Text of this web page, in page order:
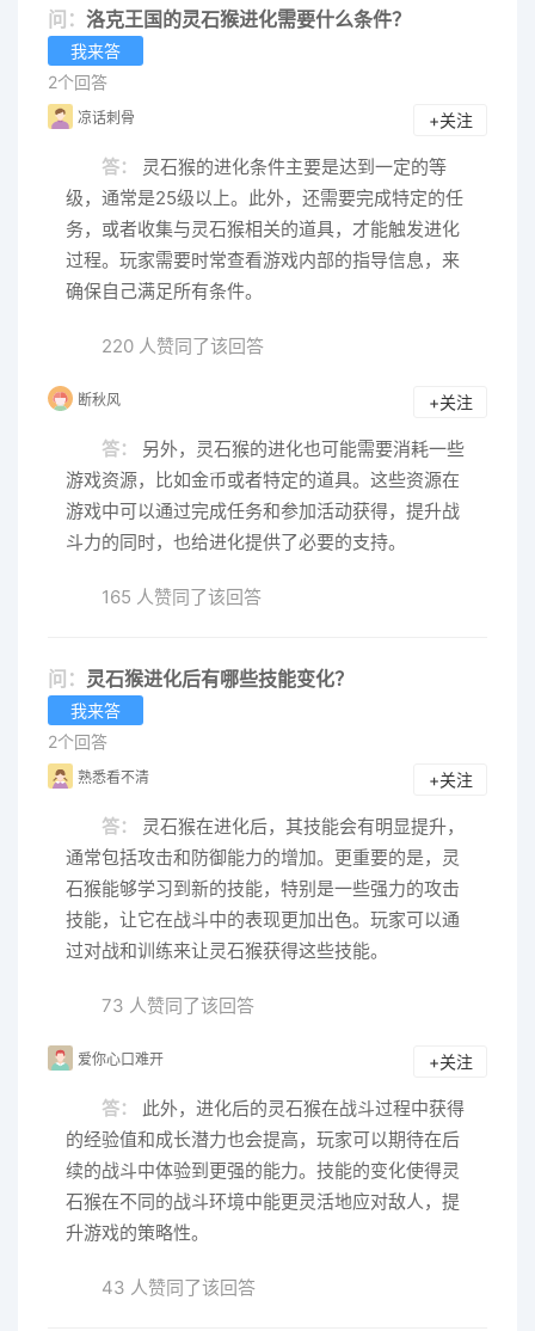
问： 洛克王国的灵石猴进化需要什么条件？
我来答
2个回答
凉话刺骨 +关注
答：
灵石猴的进化条件主要是达到一定的等
级，通常是25级以上。此外，还需要完成特定的任
务，或者收集与灵石猴相关的道具，才能触发进化
过程。玩家需要时常查看游戏内部的指导信息，来
确保自己满足所有条件。
220 人赞同了该回答
断秋风 +关注
答：
另外，灵石猴的进化也可能需要消耗一些
游戏资源，比如金币或者特定的道具。这些资源在
游戏中可以通过完成任务和参加活动获得，提升战
斗力的同时，也给进化提供了必要的支持。
165 人赞同了该回答
问： 灵石猴进化后有哪些技能变化？
我来答
2个回答
熟悉看不清 +关注
答：
灵石猴在进化后，其技能会有明显提升，
通常包括攻击和防御能力的增加。更重要的是，灵
石猴能够学习到新的技能，特别是一些强力的攻击
技能，让它在战斗中的表现更加出色。玩家可以通
过对战和训练来让灵石猴获得这些技能。
73 人赞同了该回答
爱你心口难开 +关注
答：
此外，进化后的灵石猴在战斗过程中获得
的经验值和成长潜力也会提高，玩家可以期待在后
续的战斗中体验到更强的能力。技能的变化使得灵
石猴在不同的战斗环境中能更灵活地应对敌人，提
升游戏的策略性。
43 人赞同了该回答